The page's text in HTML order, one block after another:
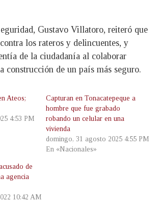
Gustavo Villatoro, reiteró que
los rateros y delincuentes, y
de la ciudadanía al colaborar
construcción de un país más seguro.
Ateos;
4:53 PM
Capturan en Tonacatepeque a
hombre que fue grabado
robando un celular en una
vivienda
domingo, 31 agosto 2025 4:55 PM
En «Nacionales»
de
agencia
10:42 AM